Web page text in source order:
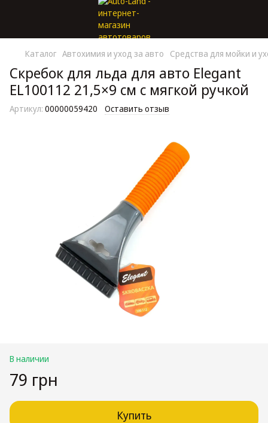
Каталог Автохимия и уход за авто Средства для мойки и
Скребок для льда для авто Elegant
EL100112 21,5×9 см с мягкой ручкой
Артикул: 00000059420 Оставить отзыв
В наличии
79 грн
Купить